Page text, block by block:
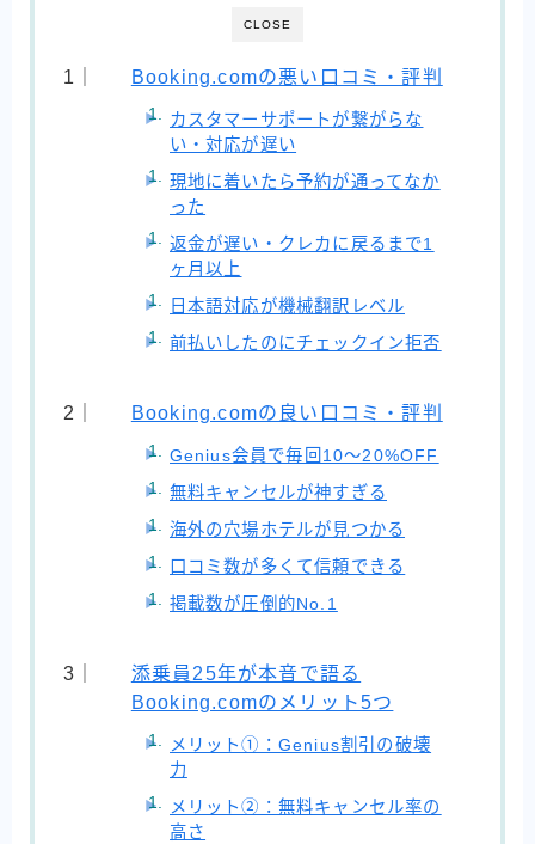
CLOSE
Booking.comの悪い口コミ・評判
カスタマーサポートが繋がらな
い・対応が遅い
現地に着いたら予約が通ってなか
った
返金が遅い・クレカに戻るまで1
ヶ月以上
日本語対応が機械翻訳レベル
前払いしたのにチェックイン拒否
Booking.comの良い口コミ・評判
Genius会員で毎回10〜20%OFF
無料キャンセルが神すぎる
海外の穴場ホテルが見つかる
口コミ数が多くて信頼できる
掲載数が圧倒的No.1
添乗員25年が本音で語る
Booking.comのメリット5つ
メリット①：Genius割引の破壊
力
メリット②：無料キャンセル率の
高さ